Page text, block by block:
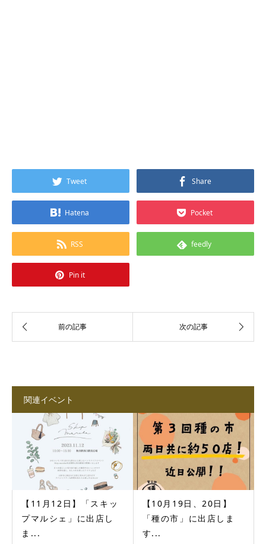
Tweet Share
Hatena Pocket
RSS feedly
Pin it
関連イベント
【11月12日】「スキッ
プマルシェ」に出店し
ま...
【10月19日、20日】
「種の市」に出店しま
す...